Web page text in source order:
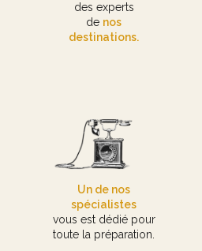
des experts
de nos
destinations.
Un de nos
spécialistes
vous est dédié pour
toute la préparation.